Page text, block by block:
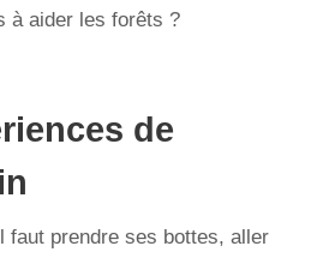
à aider les forêts ?
de
faut prendre ses bottes, aller